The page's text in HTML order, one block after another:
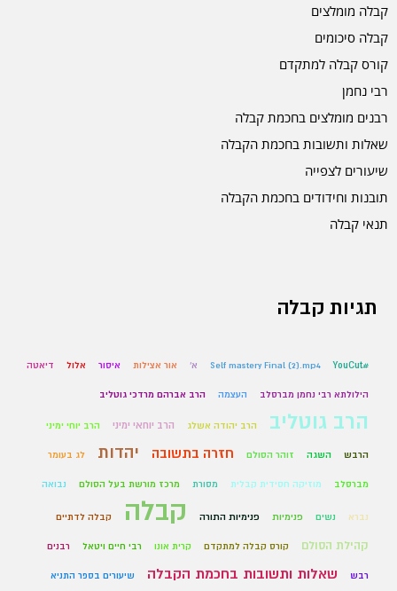
קבלה מומלצים
קבלה סיכומים
קורס קבלה למתקדם
רבי נחמן
רבנים מומלצים בחכמת קבלה
שאלות ותשובות בחכמת הקבלה
שיעורים לצפייה
תובנות וחידודים בחכמת הקבלה
תנאי קבלה
תגיות קבלה
#YouCut
Self mastery Final (2).mp4 א' אור אצילות איסור אלול דיאטה
הילולתא רבי נחמן מברסלב העצמה הרב אברהם מרדכי גוטליב
הרב גוטליב הרב יהודה אשלג הרב יוחאי ימיני הרב יוחי ימיני
הרבש השגה זוהר הסולם חזרה בתשובה יהדות לג בעומר
מברסלב מוזיקה חסידית קבלית מסורת מרכז מורשת בעל הסולם נבואה
נברא נשים פנימיות פנימיות התורה קבלה קבלה לדתיים
קהילת הסולם קורס קבלה למתקדם קרית אונו רבי חיים ויטאל רבנים
רבש שאלות ותשובות בחכמת הקבלה שיעורים בספר התניא